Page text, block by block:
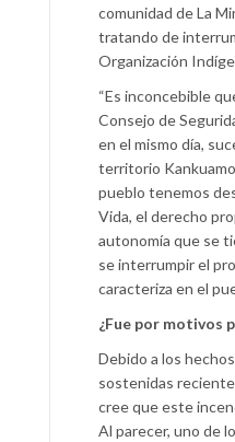
comunidad de La
tratando de
Organización
“Es inconcebible
Consejo de
en el mismo día,
territorio
pueblo tenemos
Vida, el derecho
autonomía que se
se interrumpir el
caracteriza en el
¿Fue por motivos
Debido a los
sostenidas
cree que este
Al parecer, uno de